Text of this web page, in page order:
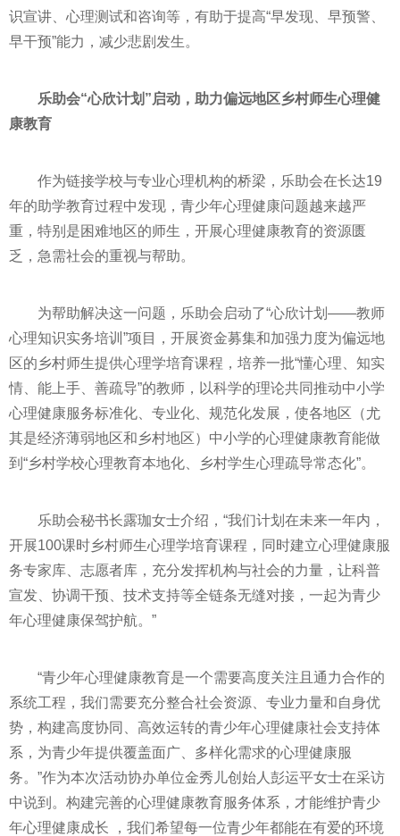
识宣讲、心理测试和咨询等，有助于提高“早发现、早预警、
早干预”能力，减少悲剧发生。
乐助会“心欣计划”启动，助力偏远地区乡村师生心理健
康教育
作为链接学校与专业心理机构的桥梁，乐助会在长达19
年的助学教育过程中发现，青少年心理健康问题越来越严
重，特别是困难地区的师生，开展心理健康教育的资源匮
乏，急需社会的重视与帮助。
为帮助解决这一问题，乐助会启动了“心欣计划——教师
心理知识实务培训”项目，开展资金募集和加强力度为偏远地
区的乡村师生提供心理学培育课程，培养一批“懂心理、知实
情、能上手、善疏导”的教师，以科学的理论共同推动中小学
心理健康服务标准化、专业化、规范化发展，使各地区（尤
其是经济薄弱地区和乡村地区）中小学的心理健康教育能做
到“乡村学校心理教育本地化、乡村学生心理疏导常态化”。
乐助会秘书长露珈女士介绍，“我们计划在未来一年内，
开展100课时乡村师生心理学培育课程，同时建立心理健康服
务专家库、志愿者库，充分发挥机构与社会的力量，让科普
宣发、协调干预、技术支持等全链条无缝对接，一起为青少
年心理健康保驾护航。”
“青少年心理健康教育是一个需要高度关注且通力合作的
系统工程，我们需要充分整合社会资源、专业力量和自身优
势，构建高度协同、高效运转的青少年心理健康社会支持体
系，为青少年提供覆盖面广、多样化需求的心理健康服
务。”作为本次活动协办单位金秀儿创始人彭运平女士在采访
中说到。构建完善的心理健康教育服务体系，才能维护青少
年心理健康成长 ，我们希望每一位青少年都能在有爱的环境